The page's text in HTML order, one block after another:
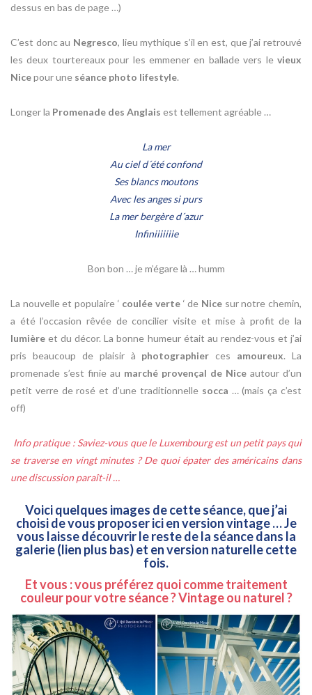
dessus en bas de page …)
C’est donc au Negresco, lieu mythique s’il en est, que j’ai retrouvé
les deux tourtereaux pour les emmener en ballade vers le vieux
Nicepour une séance photo lifestyle.
Longer la Promenade des Anglais est tellement agréable …
La mer
Au ciel d´été confond
Ses blancs moutons
Avec les anges si purs
La mer bergère d´azur
Infiniiiiiiie
Bon bon … je m’égare là … humm
La nouvelle et populaire ‘ coulée verte ‘ de Nice sur notre chemin,
a été l’occasion rêvée de concilier visite et mise à profit de la
lumière et du décor. La bonne humeur était au rendez-vous et j’ai
pris beaucoup de plaisir à photographier ces amoureux. La
promenade s’est finie au marché provençal de Nice autour d’un
petit verre de rosé et d’une traditionnelle socca … (mais ça c’est
off)
Info pratique : Saviez-vous que le Luxembourg est un petit pays qui
se traverse en vingt minutes ? De quoi épater des américains dans
une discussion paraît-il …
Voici quelques images de cette séance, que j’ai
choisi de vous proposer ici en version vintage … Je
vous laisse découvrir le reste de la séance dans la
galerie (lien plus bas) et en version naturelle cette
fois.
Et vous : vous préférez quoi comme traitement
couleur pour votre séance ? Vintage ou naturel ?